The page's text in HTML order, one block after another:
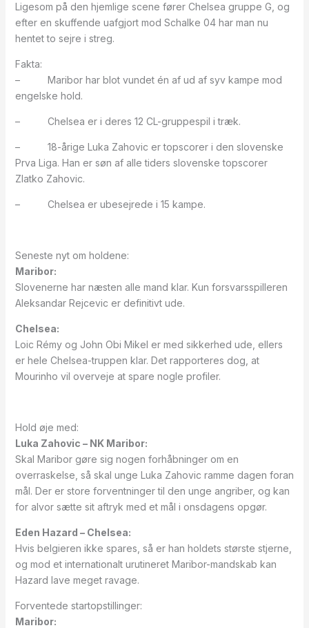
Ligesom på den hjemlige scene fører Chelsea gruppe G, og
efter en skuffende uafgjort mod Schalke 04 har man nu
hentet to sejre i streg.
Fakta:
– Maribor har blot vundet én af ud af syv kampe mod
engelske hold.
– Chelsea er i deres 12 CL-gruppespil i træk.
– 18-årige Luka Zahovic er topscorer i den slovenske
Prva Liga. Han er søn af alle tiders slovenske topscorer
Zlatko Zahovic.
– Chelsea er ubesejrede i 15 kampe.
Seneste nyt om holdene:
Maribor:
Slovenerne har næsten alle mand klar. Kun forsvarsspilleren
Aleksandar Rejcevic er definitivt ude.
Chelsea:
Loic Rémy og John Obi Mikel er med sikkerhed ude, ellers
er hele Chelsea-truppen klar. Det rapporteres dog, at
Mourinho vil overveje at spare nogle profiler.
Hold øje med:
Luka Zahovic – NK Maribor:
Skal Maribor gøre sig nogen forhåbninger om en
overraskelse, så skal unge Luka Zahovic ramme dagen foran
mål. Der er store forventninger til den unge angriber, og kan
for alvor sætte sit aftryk med et mål i onsdagens opgør.
Eden Hazard – Chelsea:
Hvis belgieren ikke spares, så er han holdets største stjerne,
og mod et internationalt urutineret Maribor-mandskab kan
Hazard lave meget ravage.
Forventede startopstillinger:
Maribor: